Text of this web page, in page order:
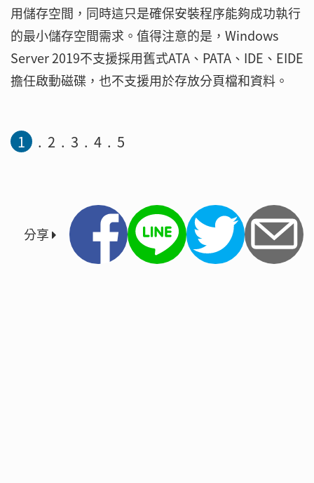
用儲存空間，同時這只是確保安裝程序能夠成功執行
的最小儲存空間需求。值得注意的是，Windows
Server 2019不支援採用舊式ATA、PATA、IDE、EIDE
擔任啟動磁碟，也不支援用於存放分頁檔和資料。
1 2 3 4 5
分享